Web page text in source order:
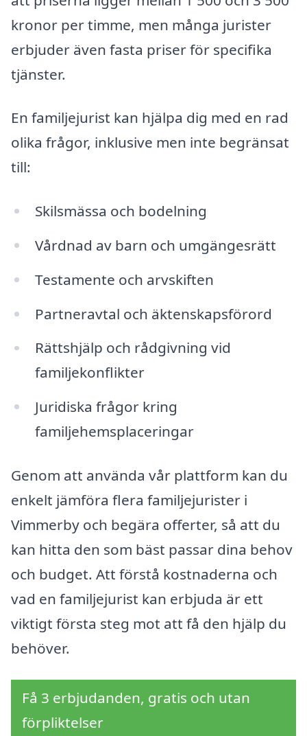
kronor per timme, men många jurister
erbjuder även fasta priser för specifika
tjänster.
En familjejurist kan hjälpa dig med en rad
olika frågor, inklusive men inte begränsat
till:
Skilsmässa och bodelning
Vårdnad av barn och umgängesrätt
Testamente och arvskiften
Partneravtal och äktenskapsförord
Rättshjälp och rådgivning vid
familjekonflikter
Juridiska frågor kring
familjehemsplaceringar
Genom att använda vår plattform kan du
enkelt jämföra flera familjejurister i
Vimmerby och begära offerter, så att du
kan hitta den som bäst passar dina behov
och budget. Att förstå kostnaderna och
vad en familjejurist kan erbjuda är ett
viktigt första steg mot att få den hjälp du
behöver.
Få 3 erbjudanden, gratis och utan
förpliktelser